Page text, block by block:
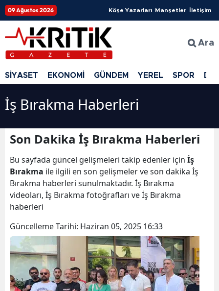
09 Ağustos 2026 Köşe Yazarları Manşetler İletişim
Ara
SİYASET EKONOMİ GÜNDEM YEREL SPOR
İş Bırakma Haberleri
Son Dakika İş Bırakma Haberleri
Bu sayfada güncel gelişmeleri takip edenler için İş
Bırakma ile ilgili en son gelişmeler ve son dakika İş
Bırakma haberleri sunulmaktadır. İş Bırakma
videoları, İş Bırakma fotoğrafları ve İş Bırakma
haberleri
Güncelleme Tarihi: Haziran 05, 2025 16:33